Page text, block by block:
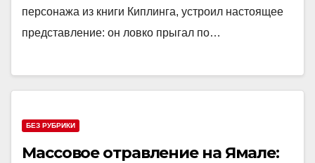
персонажа из книги Киплинга, устроил настоящее
представление: он ловко прыгал по…
БЕЗ РУБРИКИ
Массовое отравление на Ямале: